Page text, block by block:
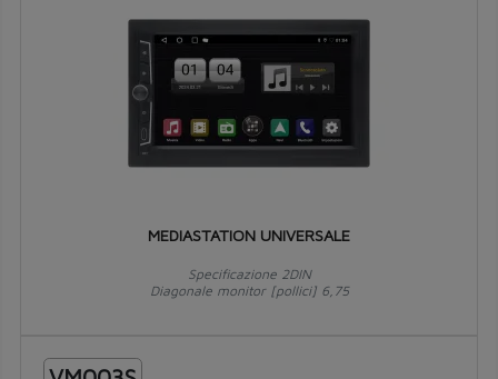
MEDIASTATION UNIVERSALE
Specificazione 2DIN
Diagonale monitor [pollici] 6,75